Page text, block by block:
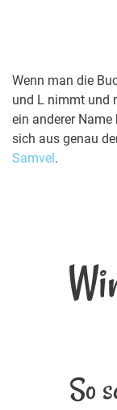
Wenn man die
und L nimmt und
ein anderer
sich aus genau
Samvel.
So